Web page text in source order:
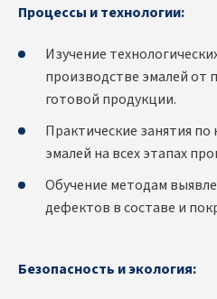
Процессы и технологии:
Изучение
производстве эмалей от
готовой продукции.
Практические занятия
эмалей на всех этапах
Обучение методам
дефектов в составе и
Безопасность и экология: